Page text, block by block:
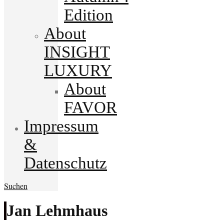
Edition
About
INSIGHT
LUXURY
About
FAVOR
Impressum
&
Datenschutz
Suchen
Jan Lehmhaus